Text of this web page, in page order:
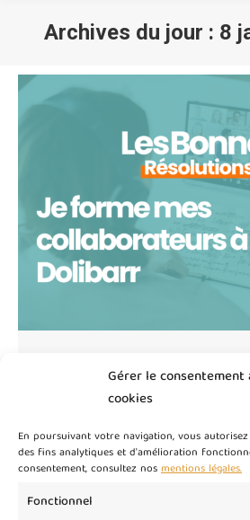
Gérer le consentement
cookies
En poursuivant votre navigation, vous
des fins analytiques et d'amélioration
consentement, consultez nosmentions légales.
Fonctionnel
Archives du jour : 8
Bonne résolution : Je
collaborateurs à Dolibarr
Dolibarr, logiciel ERP et CRM, est
pour gérer les activités de votre
s’agisse de la gestion